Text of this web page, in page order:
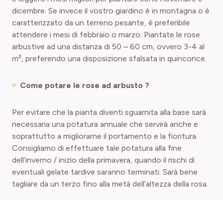
dicembre. Se invece il vostro giardino è in montagna o è
caratterizzato da un terreno pesante, è preferibile
attendere i mesi di febbraio o marzo. Piantate le rose
arbustive ad una distanza di 50 – 60 cm, ovvero 3-4 al
m², preferendo una disposizione sfalsata in quinconce.
Come potare le rose ad arbusto ?
Per evitare che la pianta diventi sguarnita alla base sarà
necessaria una potatura annuale che servirà anche e
soprattutto a migliorarne il portamento e la fioritura.
Consigliamo di effettuare tale potatura alla fine
dell’inverno / inizio della primavera, quando il rischi di
eventuali gelate tardive saranno terminati. Sarà bene
tagliare da un terzo fino alla metà dell’altezza della rosa.